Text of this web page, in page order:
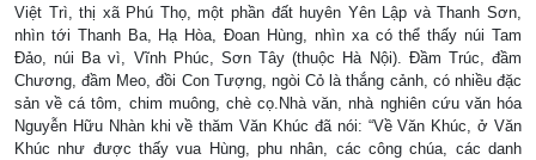
Việt Trì, thị xã Phú Thọ, một phần đất huyên Yên Lập và Thanh Sơn,
nhìn tới Thanh Ba, Hạ Hòa, Đoan Hùng, nhìn xa có thể thấy núi Tam
Đảo, núi Ba vì, Vĩnh Phúc, Sơn Tây (thuộc Hà Nội). Đầm Trúc, đầm
Chương, đầm Meo, đồi Con Tượng, ngòi Cỏ là thắng cảnh, có nhiều đặc
sản về cá tôm, chim muông, chè cọ.Nhà văn, nhà nghiên cứu văn hóa
Nguyễn Hữu Nhàn khi về thăm Văn Khúc đã nói: “Về Văn Khúc, ở Văn
Khúc như được thấy vua Hùng, phu nhân, các công chúa, các danh